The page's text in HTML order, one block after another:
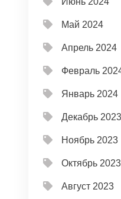
Май 2024
Апрель 2024
Февраль
Январь 2024
Декабрь 2023
Ноябрь 2023
Октябрь 2023
Август 2023